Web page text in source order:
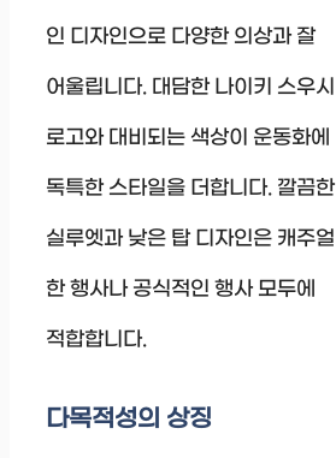
인 디자인으로 다양한 의상과 잘
어울립니다. 대담한 나이키 스우시
로고와 대비되는 색상이 운동화에
독특한 스타일을 더합니다. 깔끔한
실루엣과 낮은 탑 디자인은 캐주얼
한 행사나 공식적인 행사 모두에
적합합니다.
다목적성의 상징